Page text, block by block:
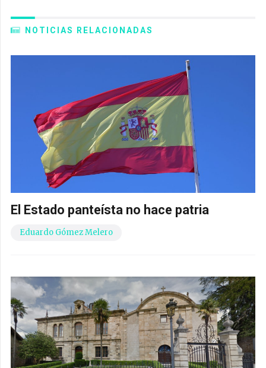
NOTICIAS RELACIONADAS
El Estado panteísta no hace patria
Eduardo Gómez Melero